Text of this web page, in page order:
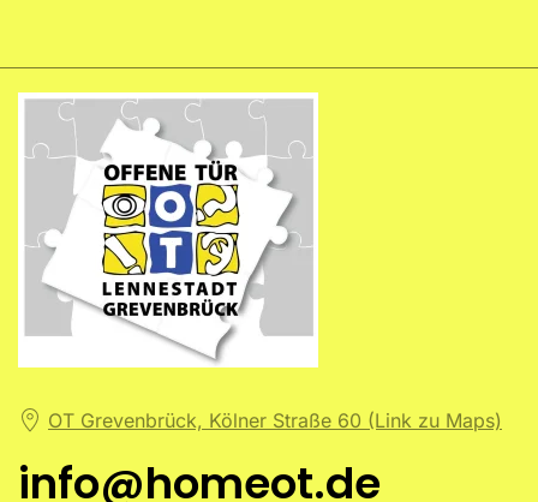
OT Grevenbrück, Kölner Straße 60 (Link zu Maps)
info@homeot.de